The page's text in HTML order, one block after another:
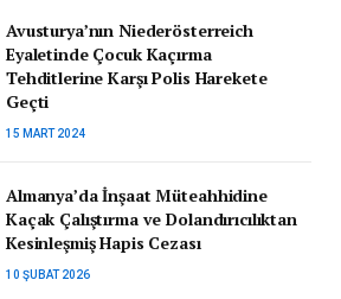
Avusturya’nın Niederösterreich
Eyaletinde Çocuk Kaçırma
Tehditlerine Karşı Polis Harekete
Geçti
15 MART 2024
Almanya’da İnşaat Müteahhidine
Kaçak Çalıştırma ve Dolandırıcılıktan
Kesinleşmiş Hapis Cezası
10 ŞUBAT 2026